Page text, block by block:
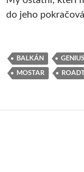
do jeho
BALKÁN
MOSTAR